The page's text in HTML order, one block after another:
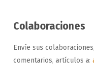
Colaboraciones
Envíe sus
comentarios, artículos a: